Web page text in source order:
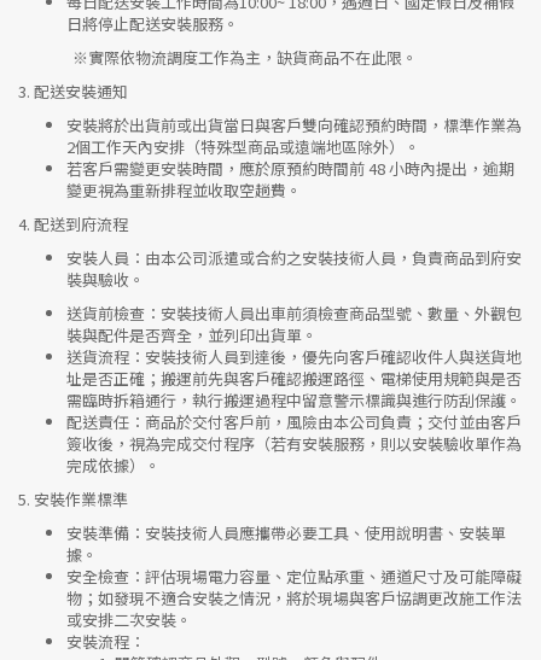
日將停止配送安裝服務。
※實際依物流調度工作為主，缺貨商品不在此限。
3. 配送安裝通知
安裝將於出貨前或出貨當日與客戶雙向確認預約時間，標準作業為
2個工作天內安排（特殊型商品或遠端地區除外）。
若客戶需變更安裝時間，應於原預約時間前 48 小時內提出，逾期
變更視為重新排程並收取空趟費。
4. 配送到府流程
安裝人員 ：由本公司派遣或合約之安裝技術人員，負責商品到府安
裝與驗收。
送貨前檢查 ：安裝技術人員出車前須檢查商品型號、數量、外觀包
裝與配件是否齊全，並列印出貨單。
送貨流程 ：安裝技術人員到達後，優先向客戶確認收件人與送貨地
址是否正確；搬運前先與客戶確認搬運路徑、電梯使用規範與是否
需臨時拆箱通行，執行搬運過程中留意警示標識與進行防刮保護。
配送責任 ：商品於交付客戶前，風險由本公司負責；交付並由客戶
簽收後，視為完成交付程序（若有安裝服務，則以安裝驗收單作為
完成依據）。
5. 安裝作業標準
安裝準備 ：安裝技術人員應攜帶必要工具、使用說明書、安裝單
據。
安全檢查 ：評估現場電力容量、定位點承重、通道尺寸及可能障礙
物；如發現不適合安裝之情況，將於現場與客戶協調更改施工作法
或安排二次安裝。
安裝流程 ：